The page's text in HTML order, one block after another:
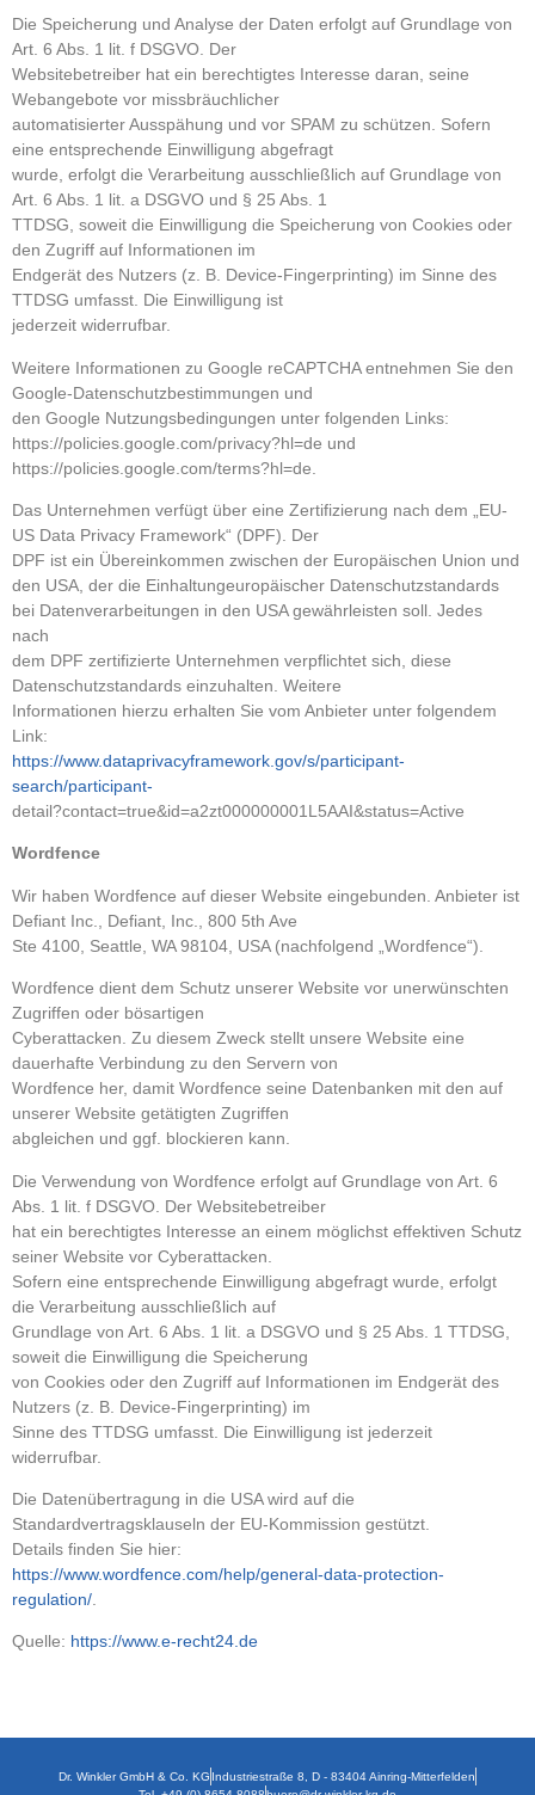
Die Speicherung und Analyse der Daten erfolgt auf Grundlage von
Art. 6 Abs. 1 lit. f DSGVO. Der
Websitebetreiber hat ein berechtigtes Interesse daran, seine
Webangebote vor missbräuchlicher
automatisierter Ausspähung und vor SPAM zu schützen. Sofern
eine entsprechende Einwilligung abgefragt
wurde, erfolgt die Verarbeitung ausschließlich auf Grundlage von
Art. 6 Abs. 1 lit. a DSGVO und § 25 Abs. 1
TTDSG, soweit die Einwilligung die Speicherung von Cookies oder
den Zugriff auf Informationen im
Endgerät des Nutzers (z. B. Device-Fingerprinting) im Sinne des
TTDSG umfasst. Die Einwilligung ist
jederzeit widerrufbar.
Weitere Informationen zu Google reCAPTCHA entnehmen Sie den
Google-Datenschutzbestimmungen und
den Google Nutzungsbedingungen unter folgenden Links:
https://policies.google.com/privacy?hl=de und
https://policies.google.com/terms?hl=de.
Das Unternehmen verfügt über eine Zertifizierung nach dem „EU-
US Data Privacy Framework“ (DPF). Der
DPF ist ein Übereinkommen zwischen der Europäischen Union und
den USA, der die Einhaltungeuropäischer Datenschutzstandards
bei Datenverarbeitungen in den USA gewährleisten soll. Jedes
nach
dem DPF zertifizierte Unternehmen verpflichtet sich, diese
Datenschutzstandards einzuhalten. Weitere
Informationen hierzu erhalten Sie vom Anbieter unter folgendem
Link:
https://www.dataprivacyframework.gov/s/participant-
search/participant-
detail?contact=true&id=a2zt000000001L5AAI&status=Active
Wordfence
Wir haben Wordfence auf dieser Website eingebunden. Anbieter ist
Defiant Inc., Defiant, Inc., 800 5th Ave
Ste 4100, Seattle, WA 98104, USA (nachfolgend „Wordfence“).
Wordfence dient dem Schutz unserer Website vor unerwünschten
Zugriffen oder bösartigen
Cyberattacken. Zu diesem Zweck stellt unsere Website eine
dauerhafte Verbindung zu den Servern von
Wordfence her, damit Wordfence seine Datenbanken mit den auf
unserer Website getätigten Zugriffen
abgleichen und ggf. blockieren kann.
Die Verwendung von Wordfence erfolgt auf Grundlage von Art. 6
Abs. 1 lit. f DSGVO. Der Websitebetreiber
hat ein berechtigtes Interesse an einem möglichst effektiven Schutz
seiner Website vor Cyberattacken.
Sofern eine entsprechende Einwilligung abgefragt wurde, erfolgt
die Verarbeitung ausschließlich auf
Grundlage von Art. 6 Abs. 1 lit. a DSGVO und § 25 Abs. 1 TTDSG,
soweit die Einwilligung die Speicherung
von Cookies oder den Zugriff auf Informationen im Endgerät des
Nutzers (z. B. Device-Fingerprinting) im
Sinne des TTDSG umfasst. Die Einwilligung ist jederzeit
widerrufbar.
Die Datenübertragung in die USA wird auf die
Standardvertragsklauseln der EU-Kommission gestützt.
Details finden Sie hier:
https://www.wordfence.com/help/general-data-protection-
regulation/
Quelle: https://www.e-recht24.de
Dr. Winkler GmbH & Co. KG Industriestraße 8, D - 83404 Ainring-Mitterfelden